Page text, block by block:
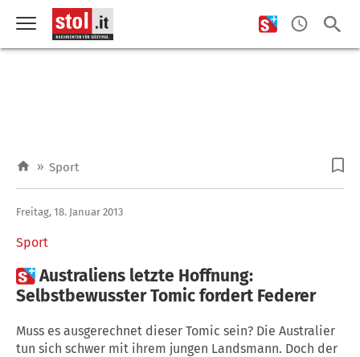
» Sport
Sport
Freitag, 18. Januar 2013
Australiens letzte Hoffnung:
Selbstbewusster Tomic fordert Federer
Muss es ausgerechnet dieser Tomic sein? Die Australier
tun sich schwer mit ihrem jungen Landsmann. Doch der